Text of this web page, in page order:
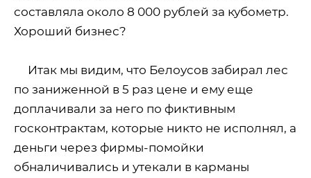
составляла около 8 000 рублей за кубометр.
Хороший бизнес?
Итак мы видим, что Белоусов забирал лес
по заниженной в 5 раз цене и ему еще
доплачивали за него по фиктивным
госконтрактам, которые никто не исполнял, а
деньги через фирмы-помойки
обналичивались и утекали в карманы